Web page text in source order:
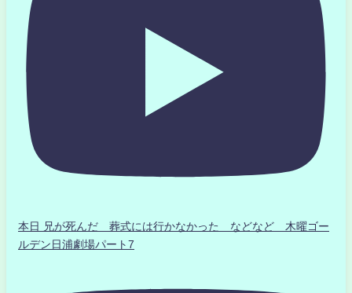
本日 兄が死んだ 葬式には行かなかった などなど 木曜ゴー
ルデン日浦劇場パート7